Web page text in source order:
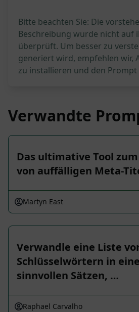
Bitte beachten Sie: Die
Beschreibung wurde nicht auf
überprüft. Um besser zu
generiert wird, empfehlen wir,
zu installieren und den
Verwandte
Das ultimative Tool
von auffälligen Meta-
Martyn East
Verwandle eine Liste
Schlüsselwörtern in
sinnvollen Sätzen, …
Raphael Carvalho